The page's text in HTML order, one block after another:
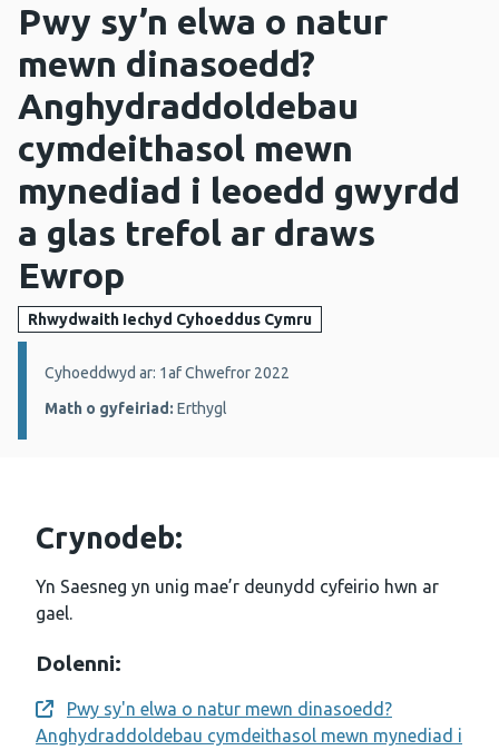
Pwy sy’n elwa o natur
mewn dinasoedd?
Anghydraddoldebau
cymdeithasol mewn
mynediad i leoedd gwyrdd
a glas trefol ar draws
Ewrop
Rhwydwaith Iechyd Cyhoeddus Cymru
Manylion:
Cyhoeddwyd ar: 1af Chwefror 2022
Math o gyfeiriad: Erthygl
Crynodeb:
Yn Saesneg yn unig mae’r deunydd cyfeirio hwn ar
gael.
Dolenni:
Opens a new window
Pwy sy'n elwa o natur mewn dinasoedd?
Anghydraddoldebau cymdeithasol mewn mynediad i